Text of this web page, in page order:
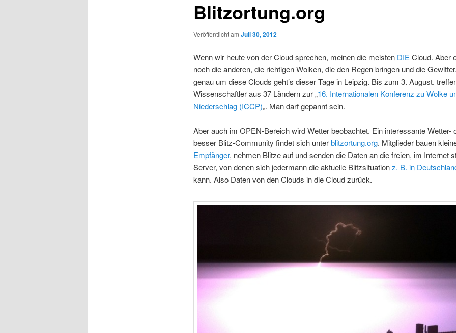
Blitzortung.org
Veröffentlicht am Juli 30, 2012
Wenn wir heute von der Cloud sprechen, meinen die meisten DIE Cloud. Aber
noch die anderen, die richtigen Wolken, die den Regen bringen und die
genau um diese Clouds geht’s dieser Tage in Leipzig. Bis zum 3. August.
Wissenschaftler aus 37 Ländern zur „16. Internationalen Konferenz zu Wolke
Niederschlag (ICCP)„. Man darf gepannt sein.
Aber auch im OPEN-Bereich wird Wetter beobachtet. Ein interessante Wetter-
besser Blitz-Community findet sich unterblitzortung.org. Mitglieder bauen
Empfänger, nehmen Blitze auf und senden die Daten an die freien, im Internet
Server, von denen sich jedermann die aktuelle Blitzsituationz. B. in
kann. Also Daten von den Clouds in die Cloud zurück.